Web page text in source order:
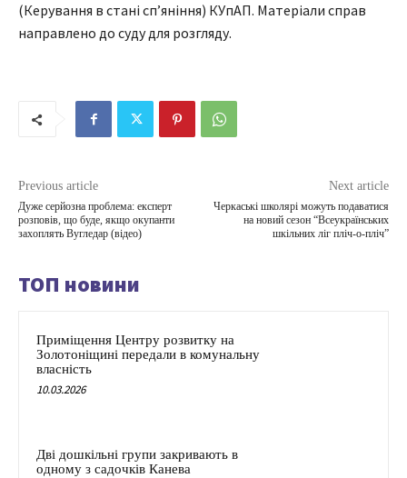
(Керування в стані сп’яніння) КУпАП. Матеріали справ
направлено до суду для розгляду.
Previous article
Дуже серйозна проблема: експерт
розповів, що буде, якщо окупанти
захоплять Вугледар (відео)
Next article
Черкаські школярі можуть подаватися
на новий сезон “Всеукраїнських
шкільних ліг пліч-о-пліч”
ТОП новини
Приміщення Центру розвитку на
Золотоніщині передали в комунальну
власність
10.03.2026
Дві дошкільні групи закривають в
одному з садочків Канева